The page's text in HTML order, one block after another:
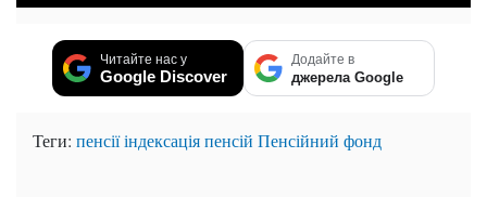
Читайте нас у
Google Discover
Додайте в
джерела Google
Теги: пенсіїіндексація пенсій Пенсійний фонд